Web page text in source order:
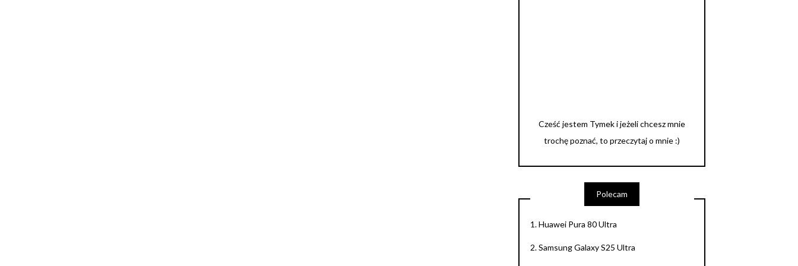
Cześć jestem Tymek i jeżeli chcesz mnie
trochę poznać, to przeczytaj o mnie :)
Polecam
1.Huawei Pura 80 Ultra
2.Samsung Galaxy S25 Ultra